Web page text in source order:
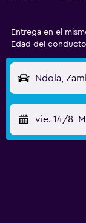
Entrega en el
Edad del
Ndola,
vie. 14/8